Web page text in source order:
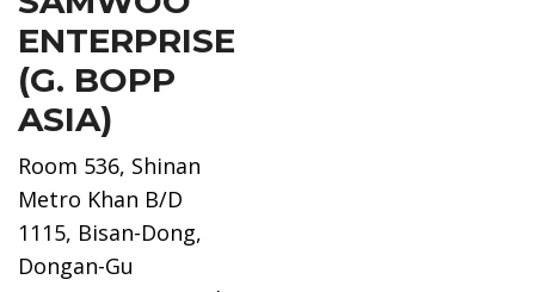
ENTERPRISE
(G. BOPP
ASIA)
Room 536, Shinan
Metro Khan B/D
1115, Bisan-Dong,
Dongan-Gu